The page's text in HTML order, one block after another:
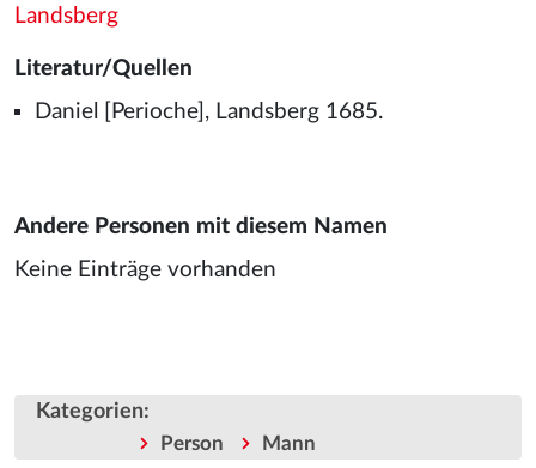
Landsberg
Literatur/Quellen
Daniel [Perioche], Landsberg 1685.
Andere Personen mit diesem Namen
Keine Einträge vorhanden
Kategorien:
Person Mann